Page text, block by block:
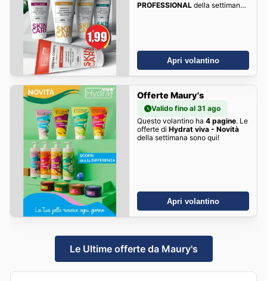
PROFESSIONALdella settimana
Apri volantino
Offerte Maury's
Valido fino al 31 ago
Questo volantino ha 4 pagine. Le
offerte di Hydrat viva - Novità
della settimana sono qui!
Apri volantino
Le Ultime offerte da Maury's